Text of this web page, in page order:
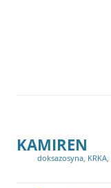
KAMIREN
doksazosyna KRKA